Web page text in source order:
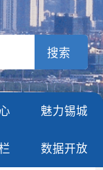
魅力锡城
数据开放